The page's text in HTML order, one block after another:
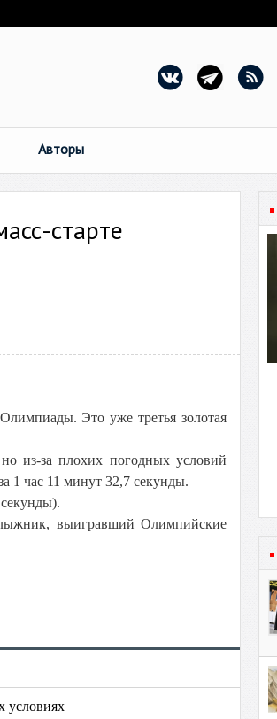
Авторы
старте
Это уже третья золотая
из-за плохих погодных условий
1 час 11 минут 32,7 секунды.
выигравший Олимпийские
условиях